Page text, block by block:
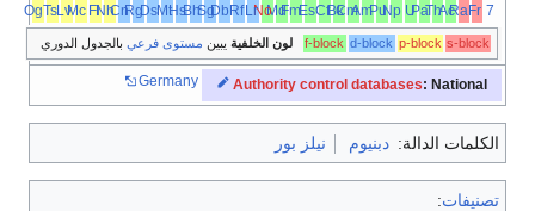
7
Fr
Ra
Ac
Th
Pa
U
Np
Pu
Am
Cm
Bk
Cf
Es
Fm
Md
No
Lr
Rf
Db
Sg
Bh
Hs
Mt
Ds
Rg
Cn
Nh
Fl
Mc
Lv
Ts
Og
s-block
p-block
d-block
f-block لون الخلفيةيبين مستوى فرعيبالجدول الدوري
Authority control databases: National
Germany
الكلمات الدالة: دبنيوم نيلز بور
تصنيفات: